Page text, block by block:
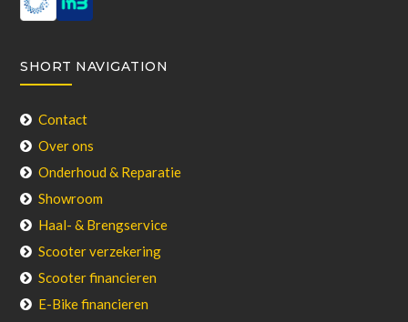
SHORT NAVIGATION
Contact
Over ons
Onderhoud & Reparatie
Showroom
Haal- & Brengservice
Scooter verzekering
Scooter financieren
E-Bike financieren